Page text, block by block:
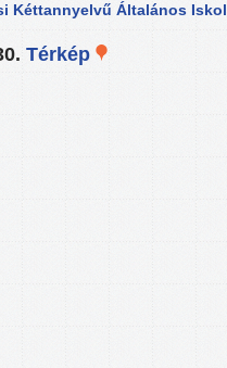
Kéttannyelvű Általános
Térkép